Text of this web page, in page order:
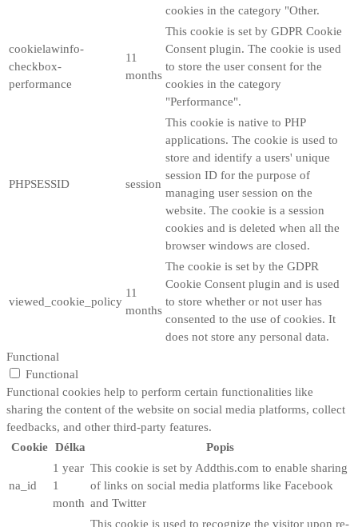
cookies in the category "Other.
cookielawinfo-
checkbox-
performance
11
months
This cookie is set by GDPR Cookie
Consent plugin. The cookie is used
to store the user consent for the
cookies in the category
"Performance".
PHPSESSID session
This cookie is native to PHP
applications. The cookie is used to
store and identify a users' unique
session ID for the purpose of
managing user session on the
website. The cookie is a session
cookies and is deleted when all the
browser windows are closed.
viewed_cookie_policy
11
months
The cookie is set by the GDPR
Cookie Consent plugin and is used
to store whether or not user has
consented to the use of cookies. It
does not store any personal data.
Functional
Functional
Functional cookies help to perform certain functionalities like
sharing the content of the website on social media platforms, collect
feedbacks, and other third-party features.
Cookie Délka Popis
na_id
1 year
1
month
This cookie is set by Addthis.com to enable sharing
of links on social media platforms like Facebook
and Twitter
This cookie is used to recognize the visitor upon re-